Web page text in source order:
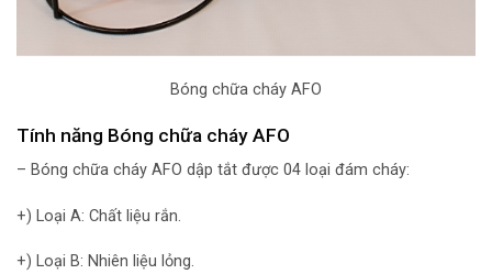
Bóng chữa cháy AFO
Tính năng Bóng chữa cháy AFO
– Bóng chữa cháy AFO dập tắt được 04 loại đám cháy:
+) Loại A: Chất liệu rắn.
+) Loại B: Nhiên liệu lỏng.